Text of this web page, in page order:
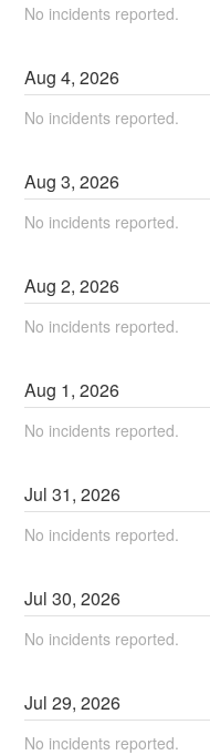
No incidents reported.
Aug4,2026
No incidents reported.
Aug3,2026
No incidents reported.
Aug2,2026
No incidents reported.
Aug 1,2026
No incidents reported.
Jul31,2026
No incidents reported.
Jul30,2026
No incidents reported.
Jul29,2026
No incidents reported.